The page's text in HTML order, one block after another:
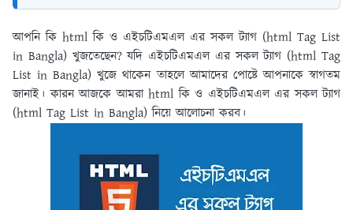
আপনি কি html কি ও এইচটিএমএল এর সকল ট্যাগ (html Tag List
in Bangla) খুজতেছেন? যদি এইচটিএমএল এর সকল ট্যাগ (html Tag
List in Bangla) খুজে থাকেন তাহলে আমাদের পোষ্টে আপনাকে স্বাগতম
জানাই। কারন আজকে আমরা html কি ও এইচটিএমএল এর সকল ট্যাগ
(html Tag List in Bangla) নিয়ে আলোচনা করব।